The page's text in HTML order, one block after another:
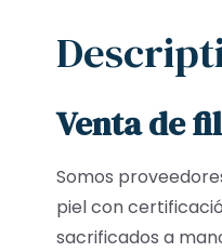
Venta de
Somos
piel con
sacrificados a